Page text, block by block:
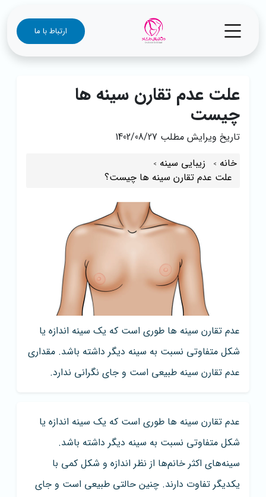
ارتباط با ما
علت عدم تقارن سینه‌ ها
چیست
تاریخ ویرایش مطلب 1402/08/27
خانه
زیبایی سینه
علت عدم تقارن سینه‌ ها چیست؟
عدم تقارن سینه‌ ها طوری است که یک سینه اندازه یا
شکل متفاوتی نسبت به سینه دیگر داشته باشد. مقداری
عدم تقارن سینه طبیعی است و جای نگرانی ندارد.
عدم تقارن سینه‌ ها طوری است که یک سینه اندازه یا
شکل متفاوتی نسبت به سینه دیگر داشته باشد.
سینه‌های اکثر خانم‌ها از نظر اندازه و شکل کمی با
یکدیگر تفاوت دارند. چنین حالتی طبیعی است و جای